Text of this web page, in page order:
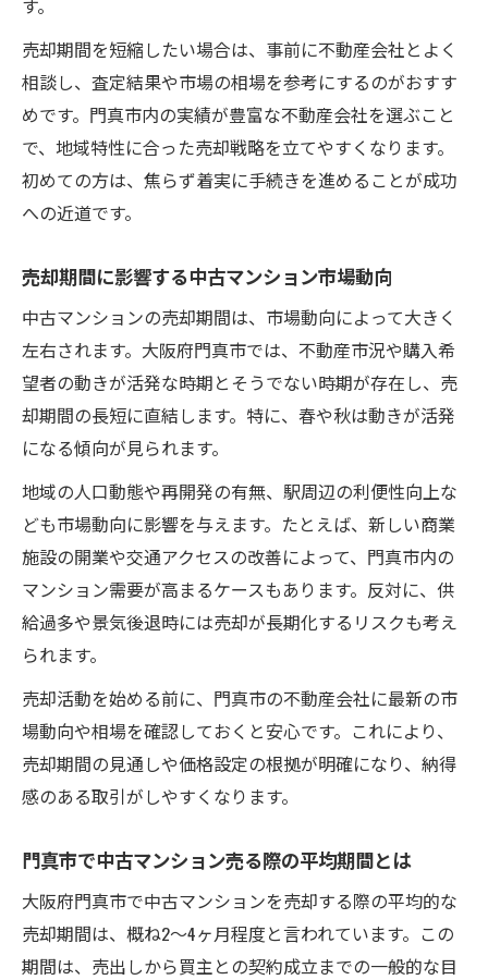
ント
中古マンション売る際の価格再設定の重要
性
売却期間停滞時に見直すべき宣伝方法
長期化した中古マンション売る場合の相談
先
中古マンション売る際の平均売却期間とは
門真市で売却期間が決まる理由を徹底解説
中古マンション売る平均期間の変動要因
売却期間の平均が変わる市場の動き
中古マンション売るときの実際の期間事例
中古マンションをスムーズに売るための流れ
中古マンション売る手順と売却期間の関係
スムーズな中古マンション売る流れの全体
像
売却期間短縮のための段取りポイント
売却期間を意識した手続きと準備方法
売却期間を左右するポイントと成功事例
売却期間短縮に効果的な中古マンション売
る工夫
中古マンション売る時の成功事例から学ぶ
売却期間を左右する査定と価格設定のコツ
中古マンション売る際の情報公開の重要性
売却期間を短縮したい場合は、事前に不動産会社とよく
相談し、査定結果や市場の相場を参考にするのがおすす
めです。門真市内の実績が豊富な不動産会社を選ぶこと
で、地域特性に合った売却戦略を立てやすくなります。
初めての方は、焦らず着実に手続きを進めることが成功
への近道です。
売却期間に影響する中古マンション市場動向
中古マンションの売却期間は、市場動向によって大きく
左右されます。大阪府門真市では、不動産市況や購入希
望者の動きが活発な時期とそうでない時期が存在し、売
却期間の長短に直結します。特に、春や秋は動きが活発
になる傾向が見られます。
地域の人口動態や再開発の有無、駅周辺の利便性向上な
ども市場動向に影響を与えます。たとえば、新しい商業
施設の開業や交通アクセスの改善によって、門真市内の
マンション需要が高まるケースもあります。反対に、供
給過多や景気後退時には売却が長期化するリスクも考え
られます。
売却活動を始める前に、門真市の不動産会社に最新の市
場動向や相場を確認しておくと安心です。これにより、
売却期間の見通しや価格設定の根拠が明確になり、納得
感のある取引がしやすくなります。
門真市で中古マンション売る際の平均期間とは
大阪府門真市で中古マンションを売却する際の平均的な
売却期間は、概ね2〜4ヶ月程度と言われています。この
期間は、売出しから買主との契約成立までの一般的な目